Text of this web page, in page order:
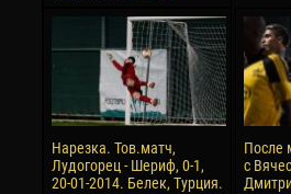
Нарезка. Тов.матч,
Лудогорец - Шериф, 0-1,
20-01-2014. Белек, Турция.
После
с